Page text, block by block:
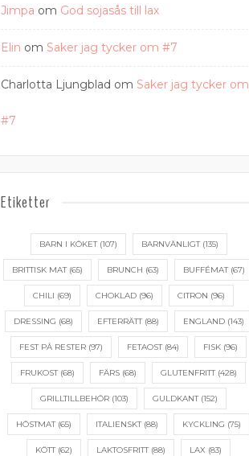
Jimpa om God sojasås till lax
Elin om Saker jag tycker om #7
Charlotta Ljungblad om Saker jag tycker om
#7
Etiketter
BARN I KÖKET(107) BARNVÄNLIGT(135)
BRITTISK MAT(65) BRUNCH (63) BUFFÉMAT(67)
CHILI (69) CHOKLAD(96) CITRON (96)
DRESSING (68) EFTERRÄTT(88) ENGLAND(143)
FEST PÅ RESTER (97) FETAOST(84) FISK (96)
FRUKOST(68) FÄRS (68) GLUTENFRITT(428)
GRILLTILLBEHÖR(103) GULDKANT(152)
HÖSTMAT(65) ITALIENSKT(88) KYCKLING (75)
KÖTT(62) LAKTOSFRITT(88) LAX (83)